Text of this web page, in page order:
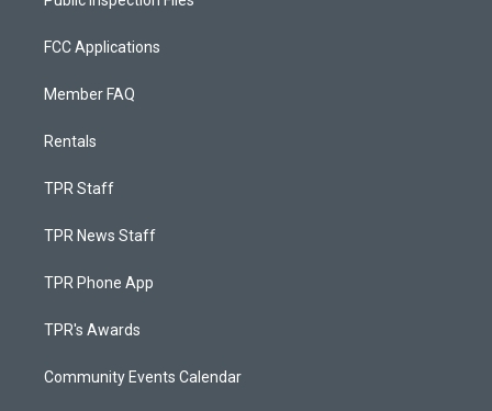
FCC Applications
Member FAQ
Rentals
TPR Staff
TPR News Staff
TPR Phone App
TPR's Awards
Community Events Calendar